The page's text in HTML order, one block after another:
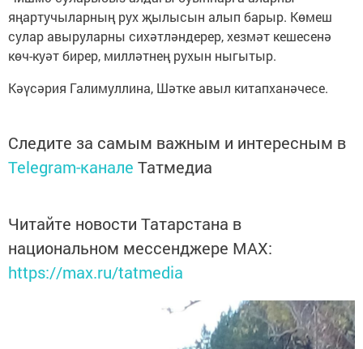
яңартучыларның рух җылысын алып барыр. Көмеш
сулар авыруларны сихәтләндерер, хезмәт кешесенә
көч-куәт бирер, милләтнең рухын ныгытыр.
Кәүсәрия Галимуллина, Шәтке авыл китапханәчесе.
Следите за самым важным и интересным в
Telegram-канале Татмедиа
Читайте новости Татарстана в
национальном мессенджере MАХ:
https://max.ru/tatmedia